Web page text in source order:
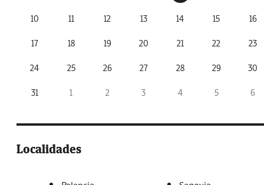
10 11 12 13 14 15 16
17 18 19 20 21 22 23
24 25 26 27 28 29 30
31 1 2 3 4 5 6
Localidades